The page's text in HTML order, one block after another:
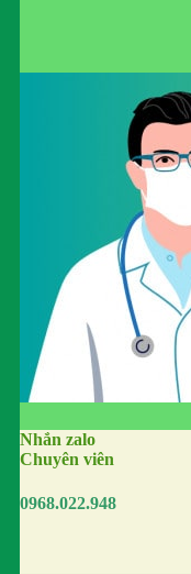
Nhắn zalo
Chuyên viên
0968.022.948